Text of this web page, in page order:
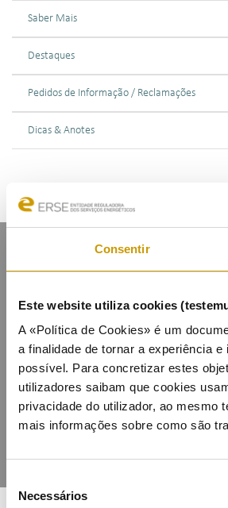
Consentir
Este website utiliza cookies
A «Política de Cookies» é um
a finalidade de tornar a experiência
possível. Para concretizar estes
utilizadores saibam que cookies
privacidade do utilizador, ao mesmo
mais informações sobre como são
Necessários
Saber Mais
Destaques
Pedidos de Informação / Reclamações
Dicas & Anotes
Mapa do portal Glossário
Lista de divulgação
Privacidade